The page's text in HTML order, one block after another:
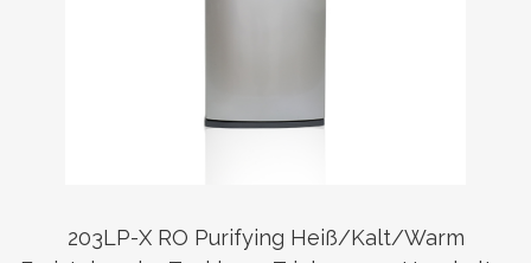
203LP-X RO Purifying Heiß/Kalt/Warm